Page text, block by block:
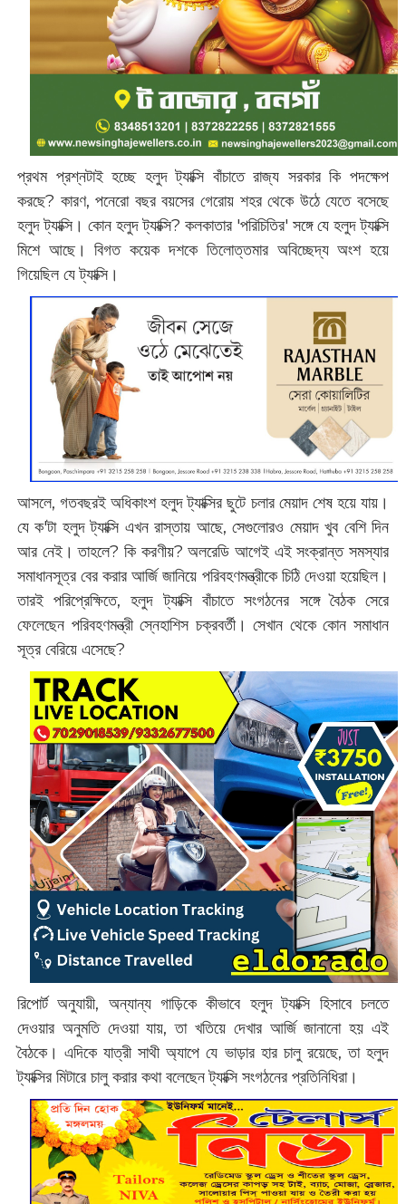
প্রথম প্রশ্নটাই হচ্ছে হলুদ ট্যাক্সি বাঁচাতে রাজ্য সরকার কি পদক্ষেপ
করছে? কারণ, পনেরো বছর বয়সের গেরোয় শহর থেকে উঠে যেতে বসেছে
হলুদ ট্যাক্সি। কোন হলুদ ট্যাক্সি? কলকাতার 'পরিচিতির' সঙ্গে যে হলুদ ট্যাক্সি
মিশে আছে। বিগত কয়েক দশকে তিলোত্তমার অবিচ্ছেদ্য অংশ হয়ে
গিয়েছিল যে ট্যাক্সি।
আসলে, গতবছরই অধিকাংশ হলুদ ট্যাক্সির ছুটে চলার মেয়াদ শেষ হয়ে যায়।
যে ক'টা হলুদ ট্যাক্সি এখন রাস্তায় আছে, সেগুলোরও মেয়াদ খুব বেশি দিন
আর নেই। তাহলে? কি করণীয়? অলরেডি আগেই এই সংক্রান্ত সমস্যার
সমাধানসূত্র বের করার আর্জি জানিয়ে পরিবহণমন্ত্রীকে চিঠি দেওয়া হয়েছিল।
তারই পরিপ্রেক্ষিতে, হলুদ ট্যাক্সি বাঁচাতে সংগঠনের সঙ্গে বৈঠক সেরে
ফেলেছেন পরিবহণমন্ত্রী স্নেহাশিস চক্রবর্তী। সেখান থেকে কোন সমাধান
সূত্র বেরিয়ে এসেছে?
রিপোর্ট অনুযায়ী, অন্যান্য গাড়িকে কীভাবে হলুদ ট্যাক্সি হিসাবে চলতে
দেওয়ার অনুমতি দেওয়া যায়, তা খতিয়ে দেখার আর্জি জানানো হয় এই
বৈঠকে। এদিকে যাত্রী সাথী অ্যাপে যে ভাড়ার হার চালু রয়েছে, তা হলুদ
ট্যাক্সির মিটারে চালু করার কথা বলেছেন ট্যাক্সি সংগঠনের প্রতিনিধিরা।